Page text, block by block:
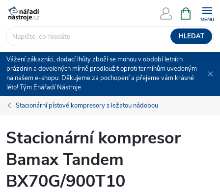
Přejít
obsah
HLEDAT
NÁKUPNÍ
KOŠÍK
Vážení zákazníci, dodací lhůty zboží se mohou v období letních
prázdnin a dovolených mírně prodloužit oproti termínům uvedeným
na našem e-shopu. Děkujeme za pochopení a přejeme vám krásné
léto! Tým Enářadí Nástroje
Stacionární pístové kompresory s ležatou nádobou
Stacionární kompresor
Bamax Tandem
BX70G/900T10